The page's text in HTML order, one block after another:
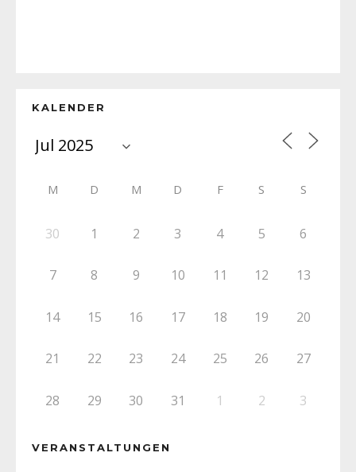
KALENDER
M D M D F S S
30 1 2 3 4 5 6
7 8 9 10 11 12 13
14 15 16 17 18 19 20
21 22 23 24 25 26 27
28 29 30 31 1 2 3
VERANSTALTUNGEN